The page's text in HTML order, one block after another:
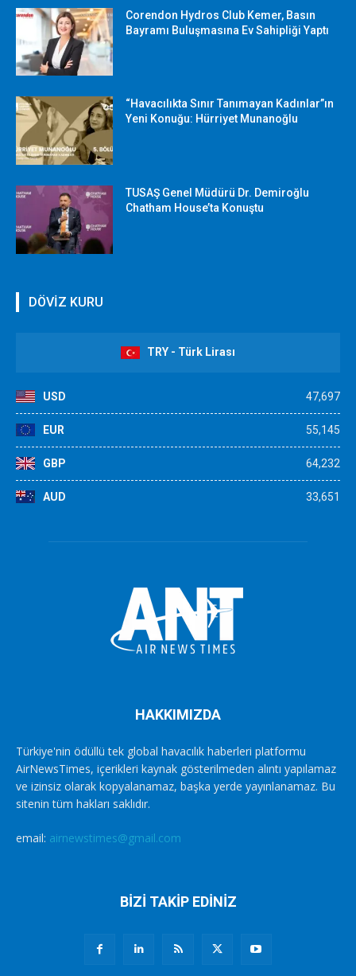
Corendon Hydros Club Kemer, Basın
Bayramı Buluşmasına Ev Sahipliği Yaptı
“Havacılıkta Sınır Tanımayan Kadınlar”ın
Yeni Konuğu: Hürriyet Munanoğlu
TUSAŞ Genel Müdürü Dr. Demiroğlu
Chatham House’ta Konuştu
DÖVİZ KURU
TRY - Türk Lirası
USD 47,697
EUR 55,145
GBP 64,232
AUD 33,651
HAKKIMIZDA
Türkiye'nin ödüllü tek global havacılık haberleri platformu
AirNewsTimes, içerikleri kaynak gösterilmeden alıntı yapılamaz
ve izinsiz olarak kopyalanamaz, başka yerde yayınlanamaz. Bu
sitenin tüm hakları saklıdır.
email: airnewstimes@gmail.com
BİZİ TAKİP EDİNİZ